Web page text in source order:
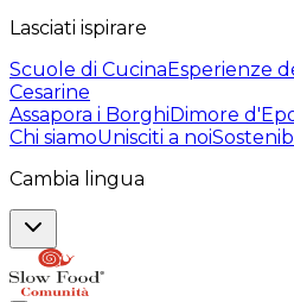
Lasciati ispirare
Scuole di CucinaEsperienze
Cesarine
Assapora i BorghiDimore
Chi siamoUnisciti a noi
Cambia lingua